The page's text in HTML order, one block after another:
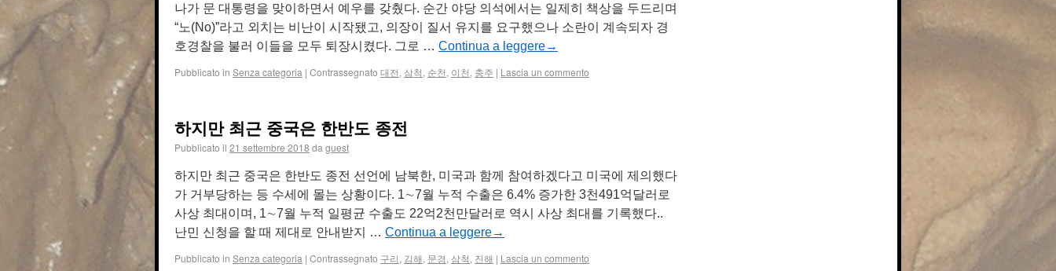
나가 문 대통령을 맞이하면서 예우를 갖췄다. 순간 야당 의석에서는 일제히 책상을 두드리며
“노(No)”라고 외치는 비난이 시작됐고, 의장이 질서 유지를 요구했으나 소란이 계속되자 경
호경찰을 불러 이들을 모두 퇴장시켰다. 그로 … Continua a leggere→
Pubblicato in Senza categoria | Contrassegnato 대전, 삼척, 순천, 이천, 충주 | Lascia un commento
하지만 최근 중국은 한반도 종전
Pubblicato il 21 settembre 2018 da guest
하지만 최근 중국은 한반도 종전 선언에 남북한, 미국과 함께 참여하겠다고 미국에 제의했다
가 거부당하는 등 수세에 몰는 상황이다. 1∼7월 누적 수출은 6.4% 증가한 3천491억달러로
사상 최대이며, 1∼7월 누적 일평균 수출도 22억2천만달러로 역시 사상 최대를 기록했다..
난민 신청을 할 때 제대로 안내받지 … Continua a leggere→
Pubblicato in Senza categoria | Contrassegnato 구리, 김해, 문경, 삼척, 진해 | Lascia un commento